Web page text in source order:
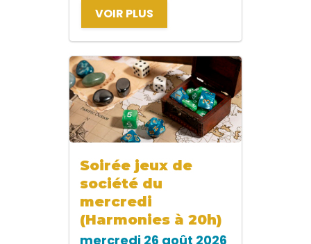
VOIR PLUS
Soirée jeux de
société du
mercredi
(Harmonies à 20h)
mercredi 26 août 2026